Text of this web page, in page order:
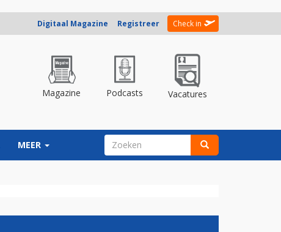
Digitaal Magazine Registreer Check in
Magazine Podcasts Vacatures
MEER ZOEKVELD